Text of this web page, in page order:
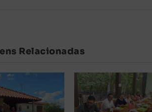
Relacionadas